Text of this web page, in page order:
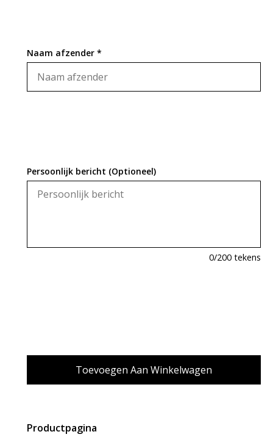
Naam afzender *
Persoonlijk bericht (Optioneel)
0/200 tekens
Productpagina